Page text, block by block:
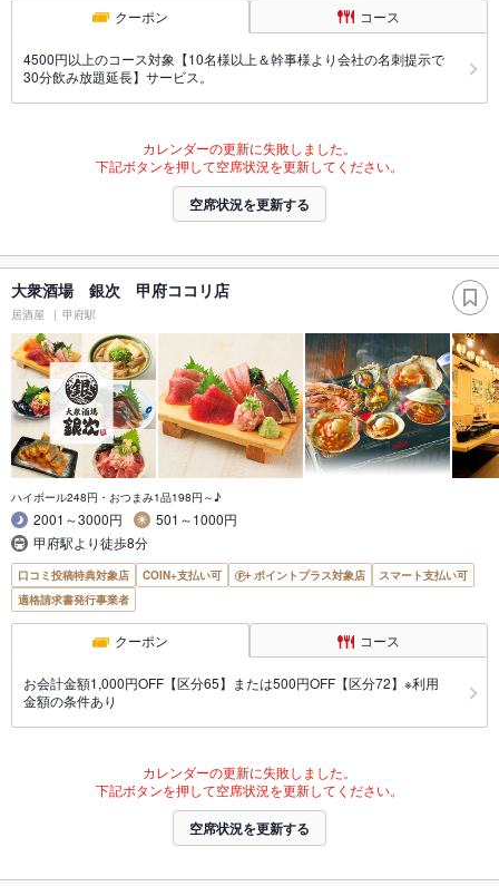
クーポン コース
4500円以上のコース対象【10名様以上＆幹事様より会社の名刺提示で
30分飲み放題延長】サービス。
カレンダーの更新に失敗しました。
下記ボタンを押して空席状況を更新してください。
空席状況を更新する
大衆酒場 銀次 甲府ココリ店
居酒屋 甲府駅
ハイボール248円・おつまみ1品198円～♪
2001～3000円
501～1000円
甲府駅より徒歩8分
口コミ投稿特典対象店 COIN+支払い可 ポイントプラス対象店
スマート支払い可
適格請求書発行事業者
クーポン コース
お会計金額1,000円OFF【区分65】または500円OFF【区分72】※利用
金額の条件あり
カレンダーの更新に失敗しました。
下記ボタンを押して空席状況を更新してください。
空席状況を更新する